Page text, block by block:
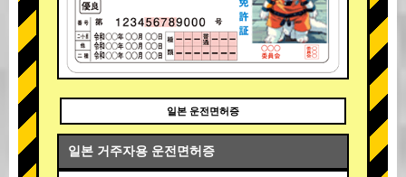
일본 운전면허증
일본 거주자용 운전면허증